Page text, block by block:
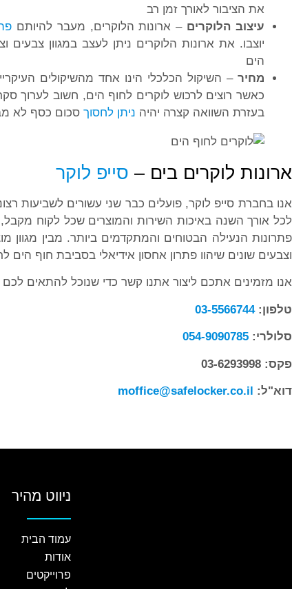
את הציבור לאורך זמן רב
עיצוב הלוקרים – ארונות הלוקרים, מעבר להיותם
יוצבו. את ארונות הלוקרים ניתן לעצב במגוון
הים
מחיר – השיקול הכלכלי הינו אחד מהשיקולים
כאשר רוצים לרכוש לוקרים לחוף הים, חשוב לערוך
בעזרת השוואה קצרה יהיה ניתן לחסוך סכום כסף לא
ארונות לוקרים בים – סייפ לוקר
אנו בחברת סייפ לוקר, פועלים כבר שני עשורים לשביעות
לכל אורך השנה באיכות השירות והמוצרים שכל לקוח
פתרונות הנעילה הבטוחים והמתקדמים ביותר. מבין מגוון
וצבעים שונים שיהוו פתרון אחסון אידיאלי בסביבת חוף
אנו מזמינים אתכם ליצור אתנו קשר כדי שנוכל להתאים
טלפון:03-5566744
סלולרי: 054-9090785
פקס: 03-6293998
דוא"ל: moffice@safelocker.co.il
ניווט מהיר
עמוד הבית
אודות
פרוייקטים